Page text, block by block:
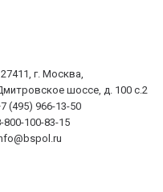
г. Москва,
шоссе, д. 100 с.2
(495) 966-13-50
800-100-83-15